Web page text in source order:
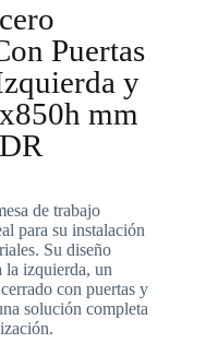
Puertas
y
mm
de trabajo
para su instalación
Su diseño
la izquierda, un
con puertas y
solución completa